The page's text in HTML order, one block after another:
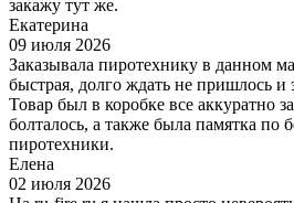
закажу тут же.
Екатерина
09 июля 2026
Заказывала пиротехнику в данном
быстрая, долго ждать не пришлось и
Товар был в коробке все аккуратно
болталось, а также была памятка по
пиротехники.
Елена
02 июля 2026